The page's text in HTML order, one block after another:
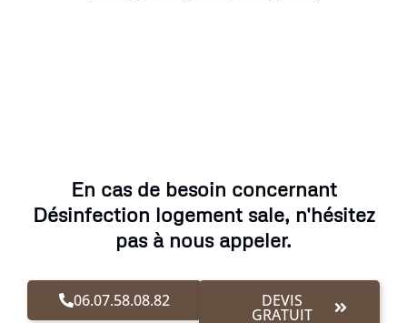
En cas de besoin concernant
Désinfection logement sale, n'hésitez
pas à nous appeler.
06.07.58.08.82 DEVIS
GRATUIT